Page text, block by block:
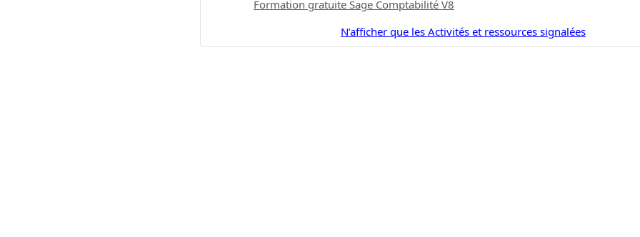
Formation gratuite Sage Comptabilité V8
N’afficher que les Activités et ressources signalées